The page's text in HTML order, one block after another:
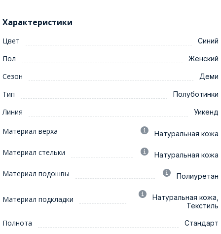
Характеристики
Цвет Синий
Пол Женский
Сезон Деми
Тип Полуботинки
Линия Уикенд
Материал верха Натуральная кожа
Материал стельки Натуральная кожа
Материал подошвы Полиуретан
Материал подкладки
Натуральная кожа,
Текстиль
Полнота Стандарт